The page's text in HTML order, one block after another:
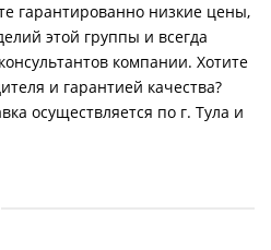
гарантированно низкие цены,
этой группы и всегда
компании. Хотите
и гарантией качества?
осуществляется по г. Тула и